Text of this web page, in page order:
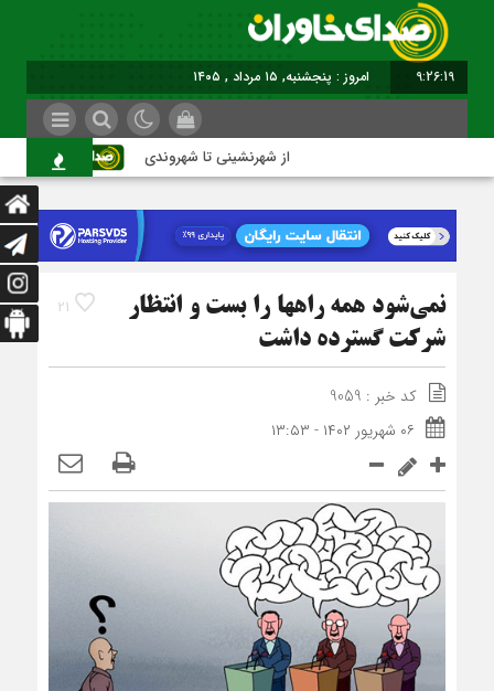
9:26:20 برابر با : Thursday - 6 August - 2026
از شهرنشینی تا شهروندی اصناف
21
نمی‌شود همه راه‏ها را بست و انتظار
شرکت گسترده داشت
کد خبر : 9059
۰۶ شهریور ۱۴۰۲ - ۱۳:۵۳